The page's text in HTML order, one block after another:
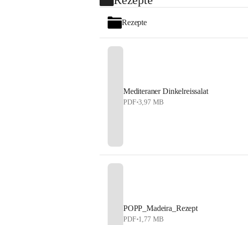
Rezepte
Mediteraner Dinkelreissalat
PDF•3,97 MB
POPP_Madeira_Rezept
PDF•1,77 MB